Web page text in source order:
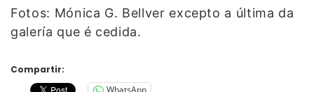
Fotos: Mónica G. Bellver excepto a última da
galería que é cedida.
Compartir: